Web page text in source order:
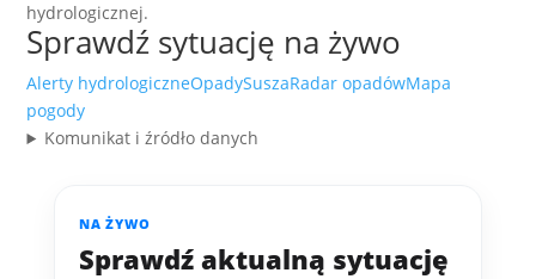
hydrologicznej.
Sprawdź sytuację na żywo
Alerty hydrologiczneOpadySuszaRadar opadówMapa
pogody
Komunikat i źródło danych
NA ŻYWO
Sprawdź aktualną sytuację